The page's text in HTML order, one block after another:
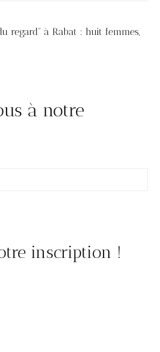
à Rabat : huit femmes,
à notre
inscription !